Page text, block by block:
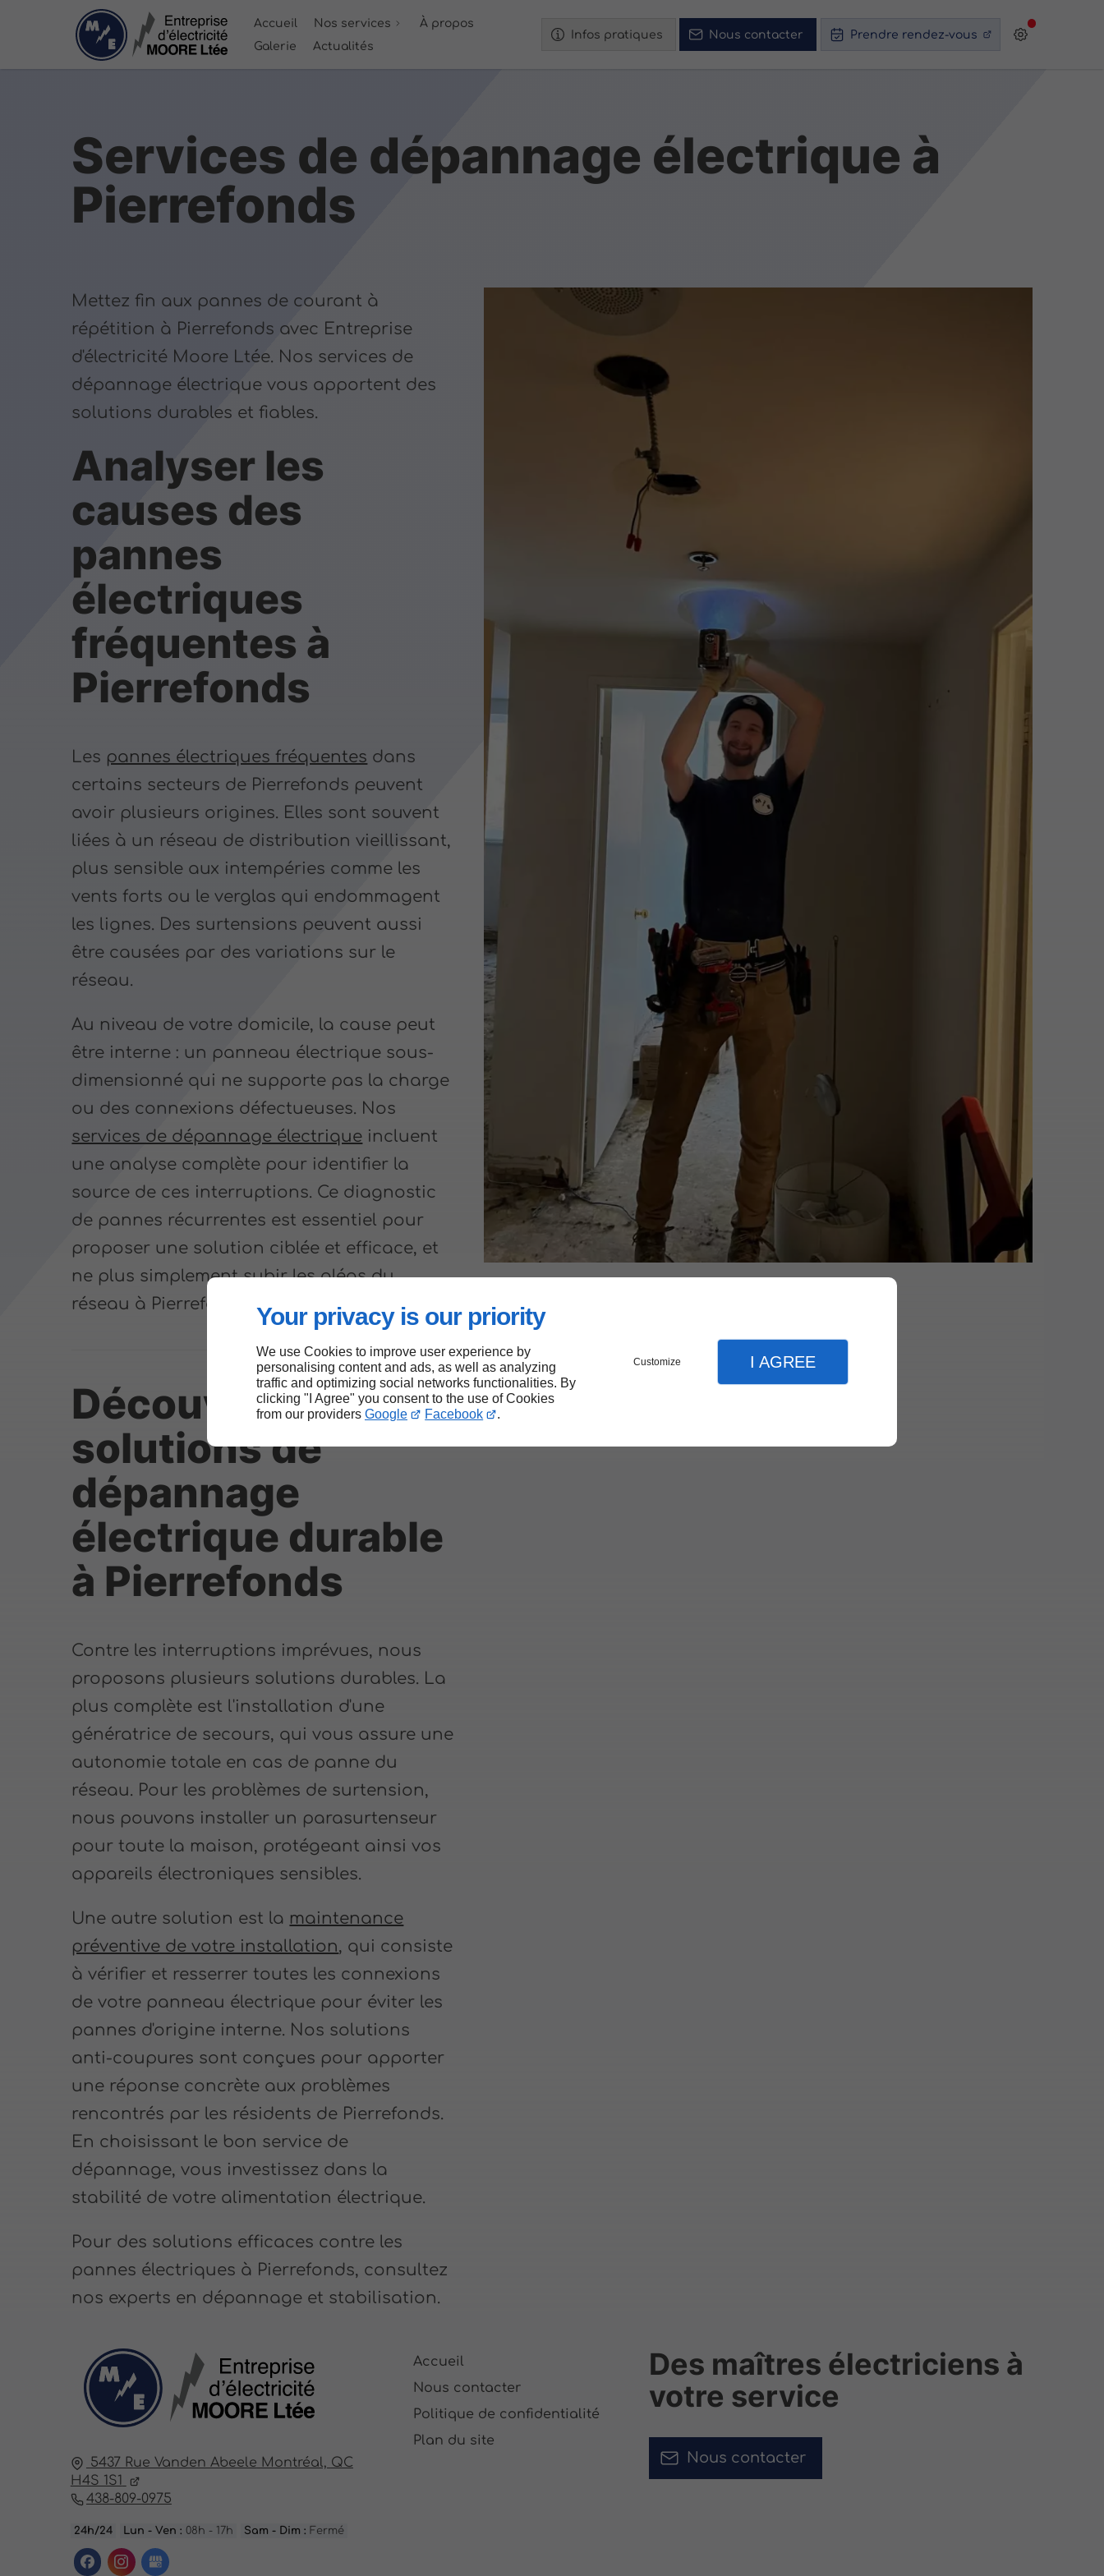
Your privacy is our priority
We use Cookies to improve user experience by
personalising content and ads, as well as analyzing
traffic and optimizing social networks functionalities. By
clicking "I Agree" you consent to the use of Cookies
from our providers Google Facebook .
Customize I AGREE
Accueil Nos services
À propos
Galerie
Actualités
Infos pratiques Nous contacter Prendre rendez-vous
Services de dépannage électrique à
Pierrefonds
Mettez fin aux pannes de courant à
répétition à Pierrefonds avec Entreprise
d'électricité Moore Ltée. Nos services de
dépannage électrique vous apportent des
solutions durables et fiables.
Analyser les
causes des
pannes
électriques
fréquentes à
Pierrefonds
Les pannes électriques fréquentes dans
certains secteurs de Pierrefonds peuvent
avoir plusieurs origines. Elles sont souvent
liées à un réseau de distribution vieillissant,
plus sensible aux intempéries comme les
vents forts ou le verglas qui endommagent
les lignes. Des surtensions peuvent aussi
être causées par des variations sur le
réseau.
Au niveau de votre domicile, la cause peut
être interne : un panneau électrique sous-
dimensionné qui ne supporte pas la charge
ou des connexions défectueuses. Nos
services de dépannage électrique incluent
une analyse complète pour identifier la
source de ces interruptions. Ce diagnostic
de pannes récurrentes est essentiel pour
proposer une solution ciblée et efficace, et
ne plus simplement subir les aléas du
réseau à Pierrefonds.
Découvrir nos
solutions de
dépannage
électrique durable
à Pierrefonds
Contre les interruptions imprévues, nous
proposons plusieurs solutions durables. La
plus complète est l'installation d'une
génératrice de secours, qui vous assure une
autonomie totale en cas de panne du
réseau. Pour les problèmes de surtension,
nous pouvons installer un parasurtenseur
pour toute la maison, protégeant ainsi vos
appareils électroniques sensibles.
Une autre solution est la maintenance
préventive de votre installation, qui consiste
à vérifier et resserrer toutes les connexions
de votre panneau électrique pour éviter les
pannes d'origine interne. Nos solutions
anti-coupures sont conçues pour apporter
une réponse concrète aux problèmes
rencontrés par les résidents de Pierrefonds.
En choisissant le bon service de
dépannage, vous investissez dans la
stabilité de votre alimentation électrique.
Pour des solutions efficaces contre les
pannes électriques à Pierrefonds, consultez
nos experts en dépannage et stabilisation.
5437 Rue Vanden Abeele Montréal, QC
H4S 1S1
438-809-0975
24h/24 Lun - Ven : 08h - 17h Sam - Dim : Fermé
Accueil
Nous contacter
Politique de confidentialité
Plan du site
Des maîtres électriciens à
votre service
Nous contacter